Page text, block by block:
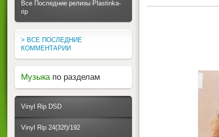
Все Последние релизы Plastinka-
rip
> ВСЕ ПОСЛЕДНИЕ
КОММЕНТАРИИ
Музыка по разделам
Vinyl Rip DSD
Vinyl Rip 24(32f)/192